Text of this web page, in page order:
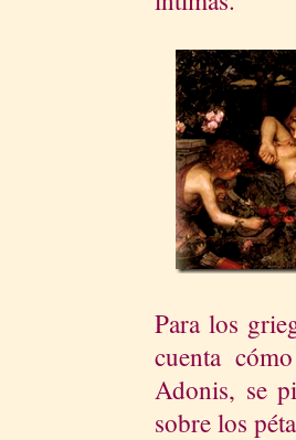
Para los
cuenta
Adonis, se
sobre los